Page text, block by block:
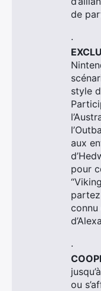
de
·
style
aux
pour
connu
·
ou